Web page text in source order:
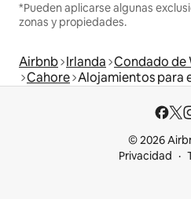
*Pueden aplicarse algunas
zonas y propiedades.
Airbnb Irlanda Condado de
Cahore Alojamientos para
© 2026
Privacidad